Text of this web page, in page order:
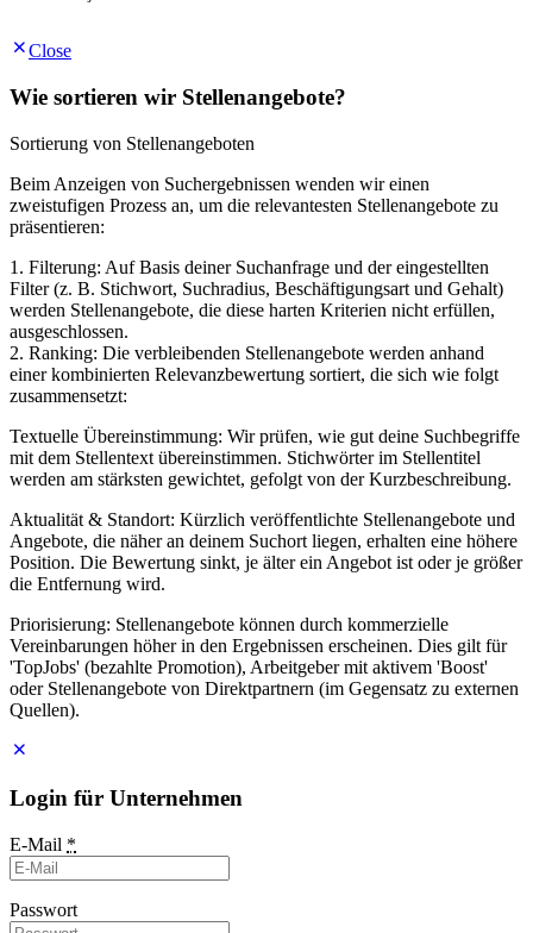
Close
Wie sortieren wir Stellenangebote?
Sortierung von Stellenangeboten
Beim Anzeigen von Suchergebnissen wenden wir einen
zweistufigen Prozess an, um die relevantesten Stellenangebote zu
präsentieren:
1. Filterung: Auf Basis deiner Suchanfrage und der eingestellten
Filter (z. B. Stichwort, Suchradius, Beschäftigungsart und Gehalt)
werden Stellenangebote, die diese harten Kriterien nicht erfüllen,
ausgeschlossen.
2. Ranking: Die verbleibenden Stellenangebote werden anhand
einer kombinierten Relevanzbewertung sortiert, die sich wie folgt
zusammensetzt:
Textuelle Übereinstimmung: Wir prüfen, wie gut deine Suchbegriffe
mit dem Stellentext übereinstimmen. Stichwörter im Stellentitel
werden am stärksten gewichtet, gefolgt von der Kurzbeschreibung.
Aktualität & Standort: Kürzlich veröffentlichte Stellenangebote und
Angebote, die näher an deinem Suchort liegen, erhalten eine höhere
Position. Die Bewertung sinkt, je älter ein Angebot ist oder je größer
die Entfernung wird.
Priorisierung: Stellenangebote können durch kommerzielle
Vereinbarungen höher in den Ergebnissen erscheinen. Dies gilt für
'TopJobs' (bezahlte Promotion), Arbeitgeber mit aktivem 'Boost'
oder Stellenangebote von Direktpartnern (im Gegensatz zu externen
Quellen).
Login für Unternehmen
E-Mail *
Passwort